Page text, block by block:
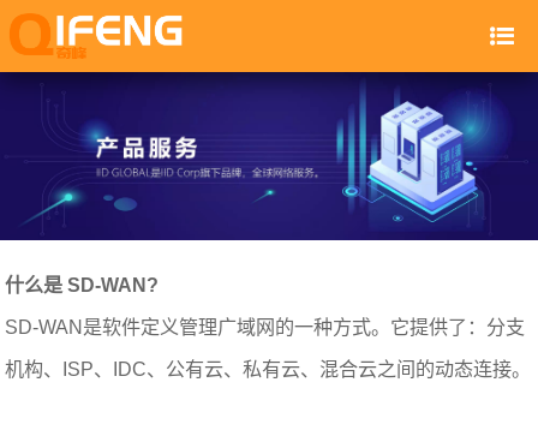
什么是 SD-WAN?
SD-WAN是软件定义管理广域网的一种方式。它提供了：分支
机构、ISP、IDC、公有云、私有云、混合云之间的动态连接。